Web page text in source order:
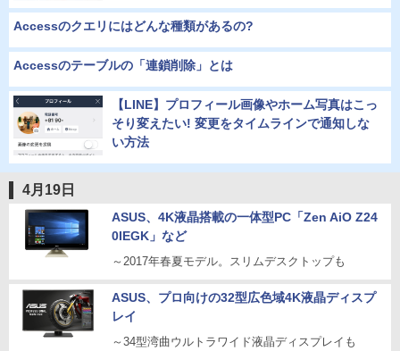
Accessのクエリにはどんな種類があるの?
Accessのテーブルの「連鎖削除」とは
【LINE】プロフィール画像やホーム写真はこっ
そり変えたい! 変更をタイムラインで通知しな
い方法
4月19日
ASUS、4K液晶搭載の一体型PC「Zen AiO Z24
0IEGK」など
～2017年春夏モデル。スリムデスクトップも
ASUS、プロ向けの32型広色域4K液晶ディスプ
レイ
～34型湾曲ウルトラワイド液晶ディスプレイも